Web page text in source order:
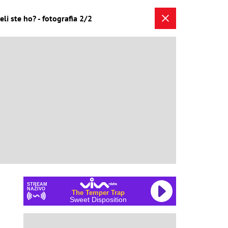
ste ho? - fotografia 2/2
STREAM
NAŽIVO
The Temper Trap
Sweet Disposition